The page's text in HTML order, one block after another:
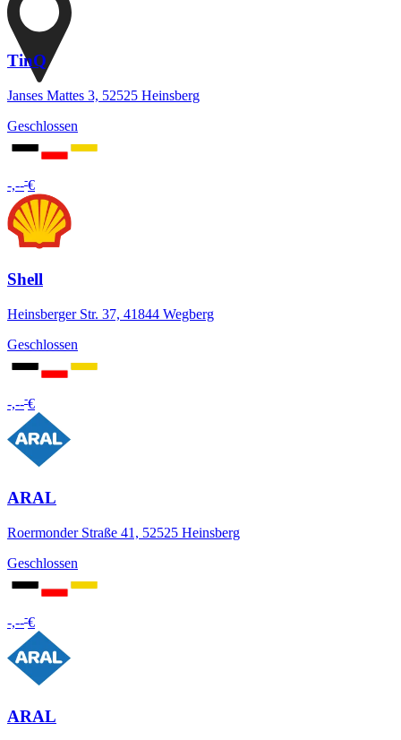
TinQ
Janses Mattes 3, 52525 Heinsberg
Geschlossen
-,---€
Shell
Heinsberger Str. 37, 41844 Wegberg
Geschlossen
-,---€
ARAL
Roermonder Straße 41, 52525 Heinsberg
Geschlossen
-,---€
ARAL